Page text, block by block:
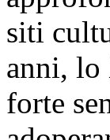
siti
anni, lo
forte